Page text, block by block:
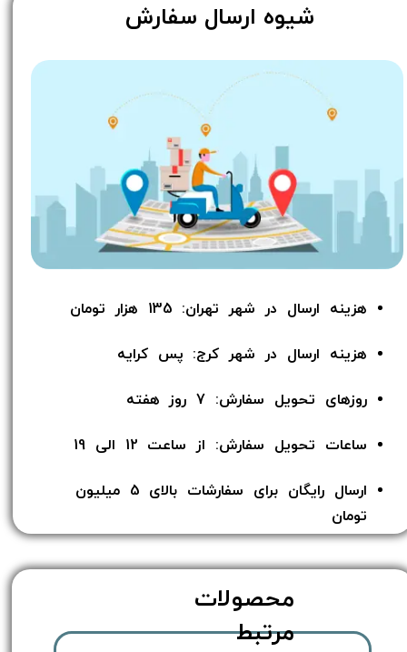
هزینه ارسال در شهر تهران: 135 هزار تومان
هزینه ارسال در شهر کرج: پس کرایه
روزهای تحویل سفارش: 7 روز هفته
ساعات تحویل سفارش: از ساعت 12 الی 19
ارسال رایگان برای سفارشات بالای 5 میلیون
تومان​​​​​​​
​شیوه ارسال سفارش
محصولات
مرتبط